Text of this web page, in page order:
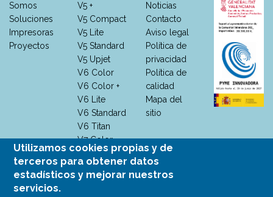
Somos
Soluciones
Impresoras
Proyectos
V5 +
V5 Compact
V5 Lite
V5 Standard
V5 Upjet
V6 Color
V6 Color +
V6 Lite
V6 Standard
V6 Titan
V7 Color
V7 Color +
V7 M +
V7
Noticias
Contacto
Aviso legal
Política de
privacidad
Política de
calidad
Mapa del
sitio
Utilizamos cookies propias y de
terceros para obtener datos
estadísticos y mejorar nuestros
servicios.